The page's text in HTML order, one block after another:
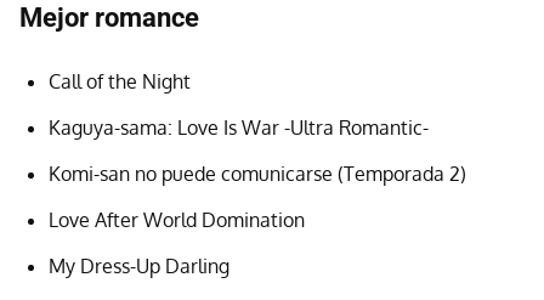
Mejor romance
Call of the Night
Kaguya-sama: Love Is War -Ultra Romantic-
Komi-san no puede comunicarse (Temporada 2)
Love After World Domination
My Dress-Up Darling